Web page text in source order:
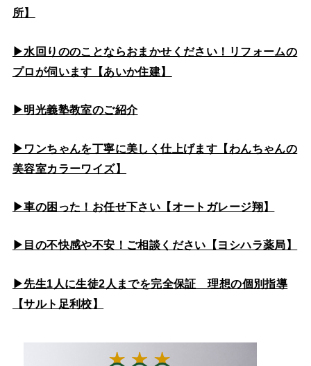
所】
▶水回りののことならおまかせください！リフォームの
プロが伺います【あいか住建】
▶明光義塾教室のご紹介
▶ワンちゃんを丁寧に美しく仕上げます【わんちゃんの
美容室カラーワイズ】
▶車の困った！お任せ下さい【オートガレージ翔】
▶目の不快感や不安！ご相談ください【ヨシハラ薬局】
▶先生1人に生徒2人までを完全保証 理想の個別指導
【サルト足利校】